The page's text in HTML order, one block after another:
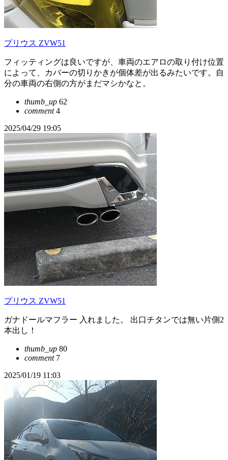
プリウス ZVW51
フィッティングは良いですが、車両のエアロの取り付け位置
によって、カバーの切りかきが個体差が出るみたいです。自
分の車両の右側の方がまだマシかなと。
thumb_up 62
comment4
2025/04/29 19:05
プリウス ZVW51
ガナドールマフラー 入れました。 出口チタンでは無い片側2
本出し！
thumb_up 80
comment7
2025/01/19 11:03